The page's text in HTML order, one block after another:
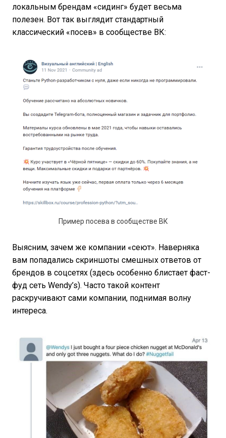
локальным брендам «сидинг» будет весьма
полезен. Вот так выглядит стандартный
классический «посев» в сообществе ВК:
Пример посева в сообществе ВК
Выясним, зачем же компании «сеют». Наверняка
вам попадались скриншоты смешных ответов от
брендов в соцсетях (здесь особенно блистает фаст-
фуд сеть Wendy’s). Часто такой контент
раскручивают сами компании, поднимая волну
интереса.